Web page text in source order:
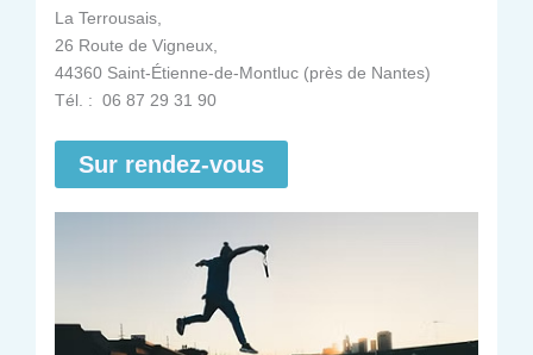
La Terrousais,
26 Route de Vigneux,
44360 Saint-Étienne-de-Montluc (près de Nantes)
Tél. : 06 87 29 31 90
Sur rendez-vous